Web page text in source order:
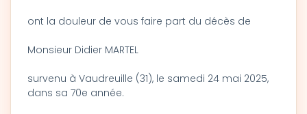
ont la douleur de vous faire part du décès de
Monsieur Didier MARTEL
survenu à Vaudreuille (31), le samedi 24 mai 2025,
dans sa 70e année.